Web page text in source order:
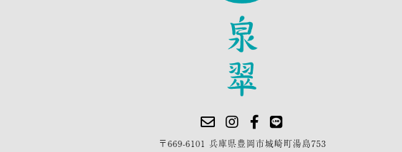
〒669-6101 兵庫県豊岡市城崎町湯島753